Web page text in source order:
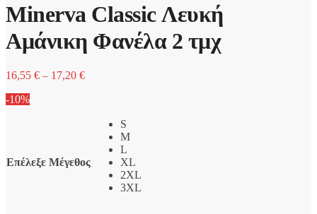
11,70 €
Minerva Classic Λευκή
Αμάνικη Φανέλα 2 τμχ
16,55 € – 17,20 €Price
17,20 €
-10%
Επέλεξε Μέγεθος
S
M
L
XL
2XL
3XL